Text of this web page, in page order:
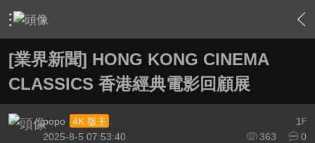
› 綜合討論區 › 電影討論評鑑 › 內容
[業界新聞] HONG KONG CINEMA
CLASSICS 香港經典電影回顧展
1 F
popo
4K 版主
363
0
2025-8-5 07:53:40